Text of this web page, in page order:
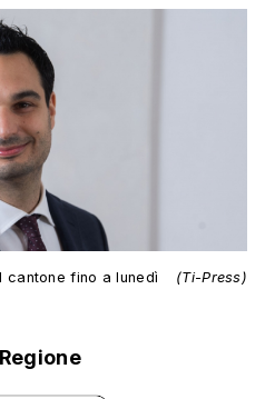
cantone fino a lunedì (Ti-Press)